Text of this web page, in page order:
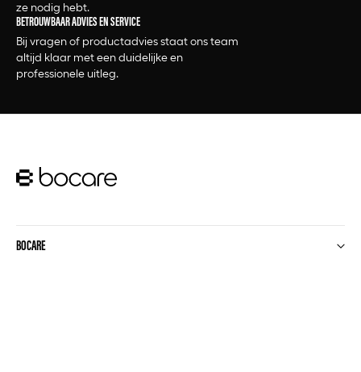
ze nodig hebt.
BETROUWBAAR ADVIES EN SERVICE
Bij vragen of productadvies staat ons team
altijd klaar met een duidelijke en
professionele uitleg.
BOCARE